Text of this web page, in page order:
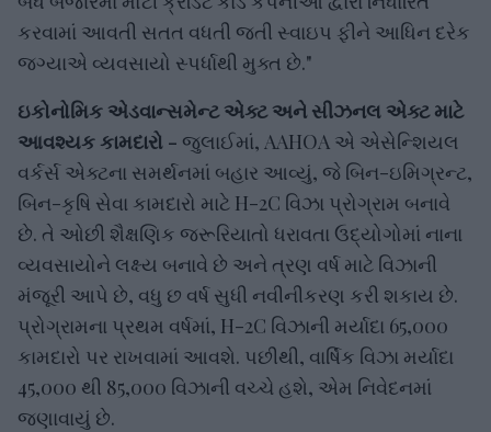
કરવામાં આવતી સતત વધતી જતી સ્વાઇપ ફીને આધિન દરેક
જગ્યાએ વ્યવસાયો સ્પર્ધાથી મુક્ત છે."
ઇકોનોમિક એડવાન્સમેન્ટ એક્ટ અને સીઝનલ એક્ટ માટે
આવશ્યક કામદારો - જુલાઈમાં, AAHOA એ એસેન્શિયલ
વર્કર્સ એક્ટના સમર્થનમાં બહાર આવ્યું, જે બિન-ઇમિગ્રન્ટ,
બિન-કૃષિ સેવા કામદારો માટે H-2C વિઝા પ્રોગ્રામ બનાવે
છે. તે ઓછી શૈક્ષણિક જરૂરિયાતો ધરાવતા ઉદ્યોગોમાં નાના
વ્યવસાયોને લક્ષ્ય બનાવે છે અને ત્રણ વર્ષ માટે વિઝાની
મંજૂરી આપે છે, વધુ છ વર્ષ સુધી નવીનીકરણ કરી શકાય છે.
પ્રોગ્રામના પ્રથમ વર્ષમાં, H-2C વિઝાની મર્યાદા 65,000
કામદારો પર રાખવામાં આવશે. પછીથી, વાર્ષિક વિઝા મર્યાદા
45,000 થી 85,000 વિઝાની વચ્ચે હશે, એમ નિવેદનમાં
જણાવાયું છે.